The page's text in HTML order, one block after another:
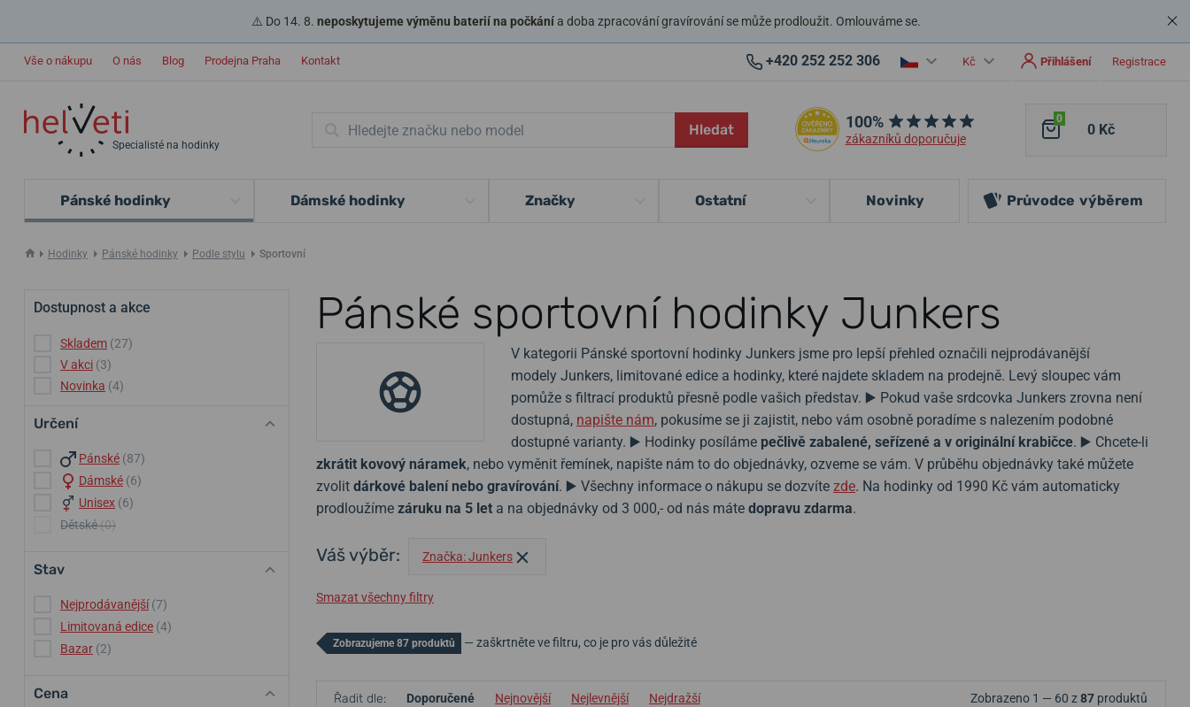
⚠️ Do 14. 8. neposkytujeme výměnu baterií na počkánía doba zpracování gravírování se může prodloužit. Omlouváme se.
Vše o nákupu O nás Blog Prodejna Praha Kontakt +420 252 252 306 Kč Přihlášení Registrace
Specialisté na hodinky
Hledat 100%
zákazníků doporučuje
0
0 Kč
Pánské hodinky Dámské hodinky Značky Ostatní Novinky Průvodce výběrem
Hodinky Pánské hodinky Podle stylu Sportovní
Pánské sportovní hodinky Junkers
V kategorii Pánské sportovní hodinky Junkers jsme pro lepší přehled označili nejprodávanější
modely Junkers, limitované edice a hodinky, které najdete skladem na prodejně. Levý sloupec vám
pomůže s filtrací produktů přesně podle vašich představ. ▶️ Pokud vaše srdcovka Junkers zrovna není
dostupná, napište nám, pokusíme se ji zajistit, nebo vám osobně poradíme s nalezením podobné
dostupné varianty. ▶️ Hodinky posíláme pečlivě zabalené, seřízené a v originální krabičce. ▶️ Chcete-li
zkrátit kovový náramek, nebo vyměnit řemínek, napište nám to do objednávky, ozveme se vám. V průběhu objednávky také můžete
zvolit dárkové balení nebo gravírování. ▶️ Všechny informace o nákupu se dozvíte zde. Na hodinky od 1990 Kč vám automaticky
prodloužíme záruku na 5 let a na objednávky od 3 000,- od nás máte dopravu zdarma.
Váš výběr: Značka: Junkers
Smazat všechny filtry
Dostupnost a akce
Skladem (27)
V akci (3)
Novinka (4)
Určení
Pánské (87)
Dámské (6)
Unisex (6)
Dětské(0)
Stav
Nejprodávanější (7)
Limitovaná edice (4)
Bazar (2)
Cena
Zobrazujeme 87 produktů — zaškrtněte ve filtru, co je pro vás důležité
Řadit dle: Doporučené Nejnovější Nejlevnější Nejdražší Zobrazeno 1 — 60 z87 produktů